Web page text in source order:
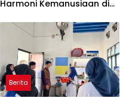
Harmoni Kemanusiaan di
Berita